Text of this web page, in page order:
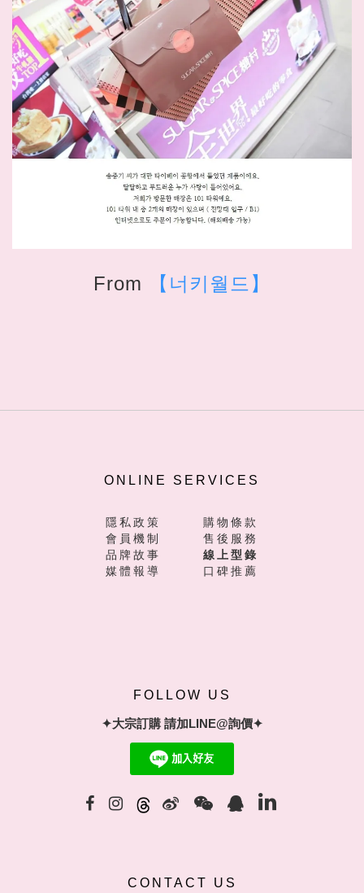
From 【너키월드】
ONLINE SERVICES
隱私政策
購物條款
會員機制
售後服務
品牌故事
線上型錄
媒體報導
口碑推薦
FOLLOW US
✦大宗訂購 請加LINE@詢價✦
CONTACT US